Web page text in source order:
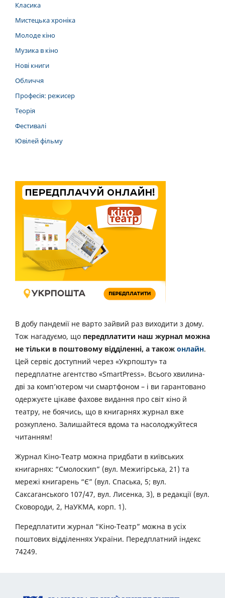
Класика
Мистецька хроніка
Молоде кіно
Музика в кіно
Нові книги
Обличчя
Професія: режисер
Теорія
Фестивалі
Ювілей фільму
В добу пандемії не варто зайвий раз виходити з дому.
Тож нагадуємо, що передплатити наш журнал можна
не тільки в поштовому відділенні, а також онлайн.
Цей сервіс доступний через «Укрпошту» та
передплатне агентство «SmartPress». Всього хвилина-
дві за комп’ютером чи смартфоном – і ви гарантовано
одержуєте цікаве фахове видання про світ кіно й
театру, не боячись, що в книгарнях журнал вже
розкуплено. Залишайтеся вдома та насолоджуйтеся
читанням!
Журнал Кіно-Театр можна придбати в київських
книгарнях: “Смолоскип” (вул. Межигірська, 21) та
мережі книгарень “Є” (вул. Спаська, 5; вул.
Саксаганського 107/47, вул. Лисенка, 3), в редакції (вул.
Сковороди, 2, НаУКМА, корп. 1).
Передплатити журнал “Кіно-Театр” можна в усіх
поштових відділеннях України. Передплатний індекс
74249.